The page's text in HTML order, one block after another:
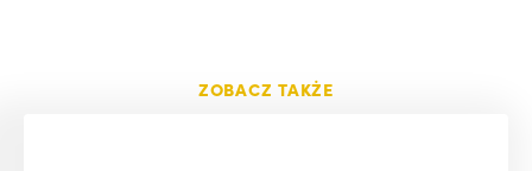
ZOBACZ TAKŻE